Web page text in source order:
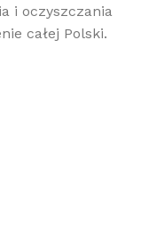
i oczyszczania
całej Polski.